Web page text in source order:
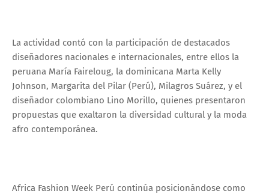
La actividad contó con la participación de destacados
diseñadores nacionales e internacionales, entre ellos la
peruana María Faireloug, la dominicana Marta Kelly
Johnson, Margarita del Pilar (Perú), Milagros Suárez, y el
diseñador colombiano Lino Morillo, quienes presentaron
propuestas que exaltaron la diversidad cultural y la moda
afro contemporánea.
Africa Fashion Week Perú continúa posicionándose como